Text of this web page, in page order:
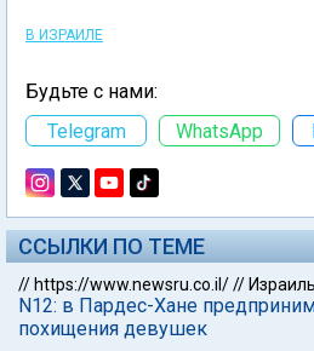
В ИЗРАИЛЕ
Будьте с нами:
Telegram
WhatsApp
ССЫЛКИ ПО ТЕМЕ
// https://www.newsru.co.il/// Израиль
N12: в Пардес-Хане
похищения девушек